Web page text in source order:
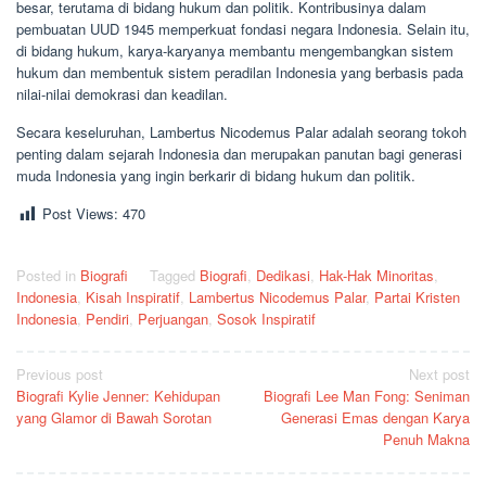
besar, terutama di bidang hukum dan politik. Kontribusinya dalam
pembuatan UUD 1945 memperkuat fondasi negara Indonesia. Selain itu,
di bidang hukum, karya-karyanya membantu mengembangkan sistem
hukum dan membentuk sistem peradilan Indonesia yang berbasis pada
nilai-nilai demokrasi dan keadilan.
Secara keseluruhan, Lambertus Nicodemus Palar adalah seorang tokoh
penting dalam sejarah Indonesia dan merupakan panutan bagi generasi
muda Indonesia yang ingin berkarir di bidang hukum dan politik.
Post Views: 470
Posted in Biografi Tagged Biografi Dedikasi Hak-Hak Minoritas
Indonesia Kisah Inspiratif Lambertus Nicodemus Palar, Partai Kristen
Indonesia Pendiri Perjuangan Sosok Inspiratif
Post
navigation
Previous post
Biografi Kylie Jenner: Kehidupan
yang Glamor di Bawah Sorotan
Next post
Biografi Lee Man Fong: Seniman
Generasi Emas dengan Karya
Penuh Makna